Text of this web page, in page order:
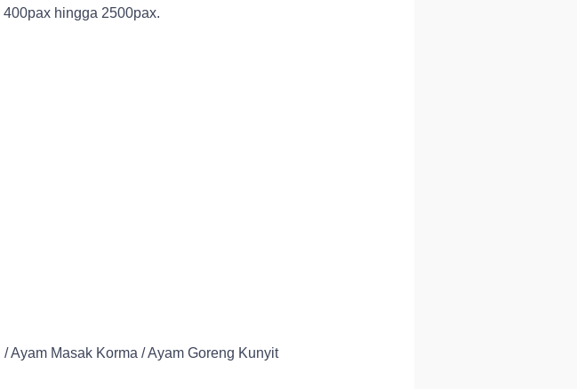
hingga 2500pax.
Ayam Masak Korma / Ayam Goreng Kunyit